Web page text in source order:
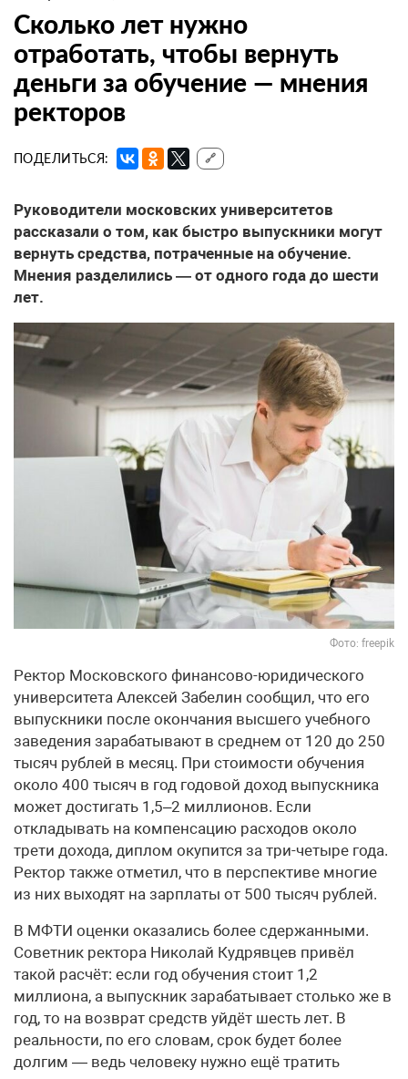
Сколько лет нужно
отработать, чтобы вернуть
деньги за обучение — мнения
ректоров
ПОДЕЛИТЬСЯ: 🔗
Руководители московских университетов
рассказали о том, как быстро выпускники могут
вернуть средства, потраченные на обучение.
Мнения разделились — от одного года до шести
лет.
Фото: freepik
Ректор Московского финансово-юридического
университета Алексей Забелин сообщил, что его
выпускники после окончания высшего учебного
заведения зарабатывают в среднем от 120 до 250
тысяч рублей в месяц. При стоимости обучения
около 400 тысяч в год годовой доход выпускника
может достигать 1,5–2 миллионов. Если
откладывать на компенсацию расходов около
трети дохода, диплом окупится за три-четыре года.
Ректор также отметил, что в перспективе многие
из них выходят на зарплаты от 500 тысяч рублей.
В МФТИ оценки оказались более сдержанными.
Советник ректора Николай Кудрявцев привёл
такой расчёт: если год обучения стоит 1,2
миллиона, а выпускник зарабатывает столько же в
год, то на возврат средств уйдёт шесть лет. В
реальности, по его словам, срок будет более
долгим — ведь человеку нужно ещё тратить